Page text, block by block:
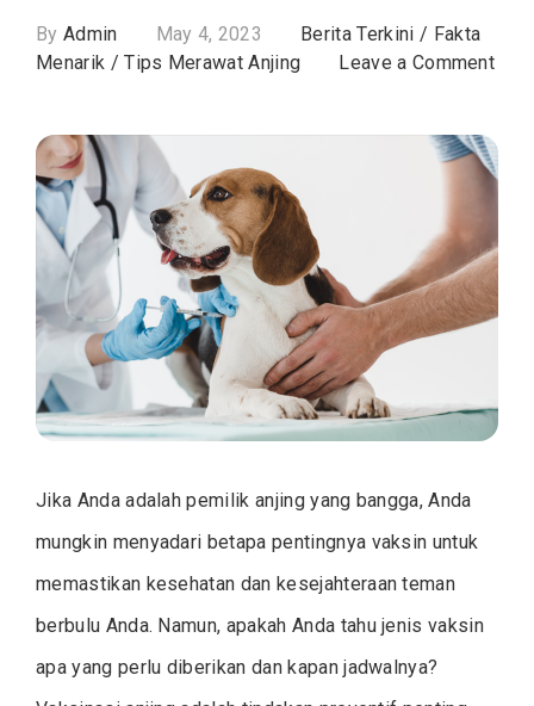
By Admin May 4, 2023 Berita Terkini / Fakta
Menarik /Tips Merawat Anjing Leave a Commenton
Jika Anda adalah pemilik anjing yang bangga, Anda
mungkin menyadari betapa pentingnya vaksin untuk
memastikan kesehatan dan kesejahteraan teman
berbulu Anda. Namun, apakah Anda tahu jenis vaksin
apa yang perlu diberikan dan kapan jadwalnya?